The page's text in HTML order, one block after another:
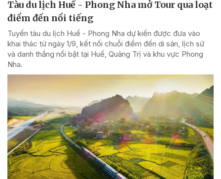
Tàu du lịch Huế - Phong Nha mở Tour qua loạt
điểm đến nổi tiếng
Tuyến tàu du lịch Huế - Phong Nha dự kiến được đưa vào
khai thác từ ngày 1/9, kết nối chuỗi điểm đến di sản, lịch sử
và danh thắng nổi bật tại Huế, Quảng Trị và khu vực Phong
Nha.